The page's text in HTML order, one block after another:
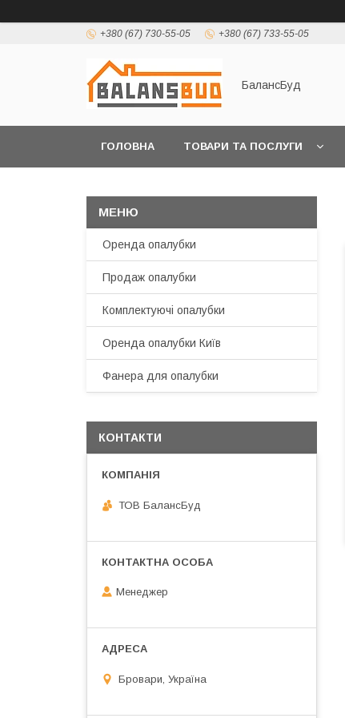
+380 (67) 730-55-05 +380 (67) 733-55-05
БалансБуд
ГОЛОВНА ТОВАРИ ТА ПОСЛУГИ
Оренда опалубки
Продаж опалубки
Комплектуючі опалубки
Оренда опалубки Київ
Фанера для опалубки
КОНТАКТИ
ТОВ БалансБуд
Менеджер
Бровари, Україна